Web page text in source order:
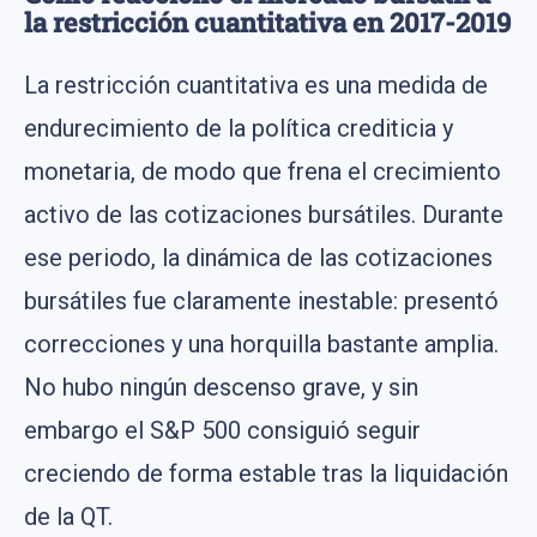
la restricción cuantitativa en 2017-2019
La restricción cuantitativa es una medida de
endurecimiento de la política crediticia y
monetaria, de modo que frena el crecimiento
activo de las cotizaciones bursátiles. Durante
ese periodo, la dinámica de las cotizaciones
bursátiles fue claramente inestable: presentó
correcciones y una horquilla bastante amplia.
No hubo ningún descenso grave, y sin
embargo el S&P 500 consiguió seguir
creciendo de forma estable tras la liquidación
de la QT.